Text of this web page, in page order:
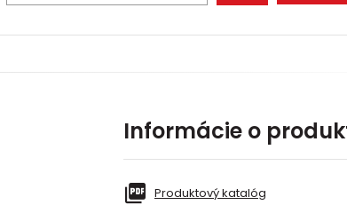
Informácie o
Produktový katalóg